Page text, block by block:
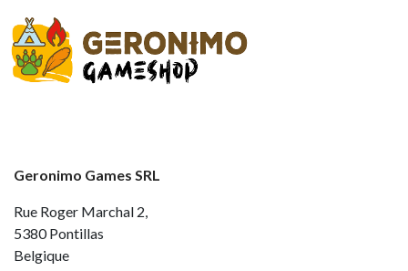
Geronimo Games SRL
Rue Roger Marchal 2,
5380 Pontillas
Belgique